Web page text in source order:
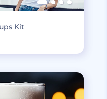
Kit